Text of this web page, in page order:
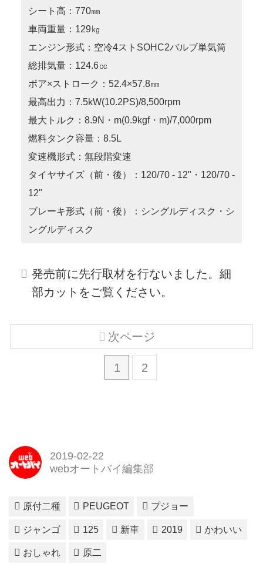
シート高：770㎜
車両重量：129㎏
エンジン形式：空冷4ストSOHC2バルブ単気筒
総排気量：124.6㏄
ボア×ストローク：52.4×57.8㎜
最高出力：7.5kW(10.2PS)/8,500rpm
最大トルク：8.9N・m(0.9kgf・m)/7,000rpm
燃料タンク容量：8.5L
変速機形式：無段階変速
タイヤサイズ（前・後）：120/70 - 12"・120/70 -
12"
ブレーキ形式（前・後）：シングルディスク・シ
ングルディスク
発売前に先行取材を行ないました。細
部カットをご覧ください。
1 2
次ページ
2019-02-22
webオートバイ編集部
原付二種 PEUGEOT プジョー
ジャンゴ 125 新車 2019 かわいい
おしゃれ 原二